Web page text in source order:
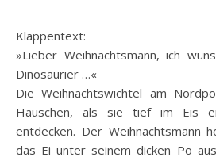
Klappentext:
»Lieber Weihnachtsmann, ich
Dinosaurier …«
Die Weihnachtswichtel am
Häuschen, als sie tief im Eis
entdecken. Der Weihnachtsmann
das Ei unter seinem dicken Po